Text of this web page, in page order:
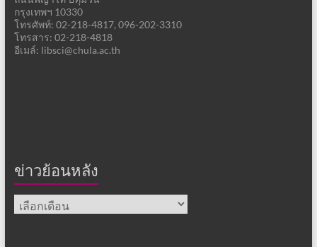
กรุงเทพฯ 10330
โทรศัพท์: 02-218-4817, 096-202-3310
โทรสาร: 02-218-4818
อีเมล์: libsci@chula.ac.th
ข่าวย้อนหลัง
ข่าว
ย้อน